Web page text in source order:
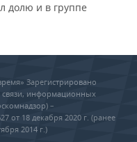
долю и в группе
Зарегистрировано
связи, информационных
–
от 18 декабря 2020 г. (ранее
2014 г.)